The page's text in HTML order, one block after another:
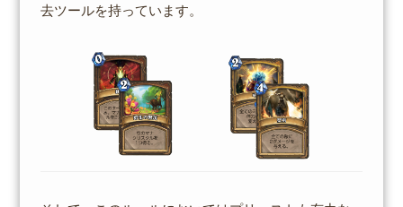
去ツールを持っています。